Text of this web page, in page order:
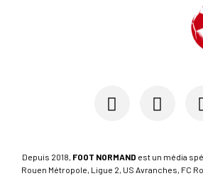
Depuis 2018, FOOT NORMAND est un média
Rouen Métropole, Ligue 2, US Avranches, FC